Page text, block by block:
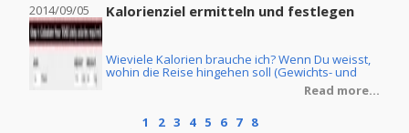
2014/09/05 Kalorienziel ermitteln und festlegen
Wieviele Kalorien brauche ich? Wenn Du weisst,
wohin die Reise hingehen soll (Gewichts- und
Körperfettreduzierung oder Masseaufbau) und
Du ebenfalls die Ernährungsform Deiner Wahl
Frage, wie Du denn Dein individuelles
Read more...
1 2 3 4 5 6 7 8